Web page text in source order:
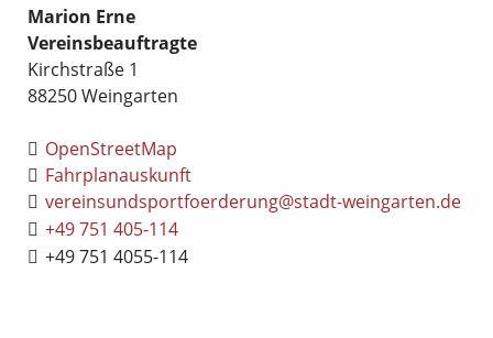
Marion Erne
Vereinsbeauftragte
Kirchstraße 1
88250Weingarten
OpenStreetMap
Fahrplanauskunft
vereinsundsportfoerderung@stadt-weingarten.de
+49 751 405-114
+49 751 4055-114